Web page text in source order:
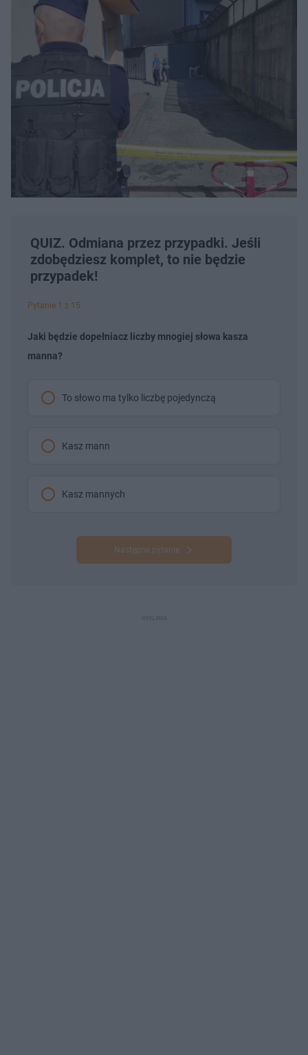
QUIZ. Odmiana przez przypadki. Jeśli
zdobędziesz komplet, to nie będzie
przypadek!
Pytanie 1 z 15
Jaki będzie dopełniacz liczby mnogiej słowa kasza
manna?
To słowo ma tylko liczbę pojedynczą
Kasz mann
Kasz mannych
Następne pytanie